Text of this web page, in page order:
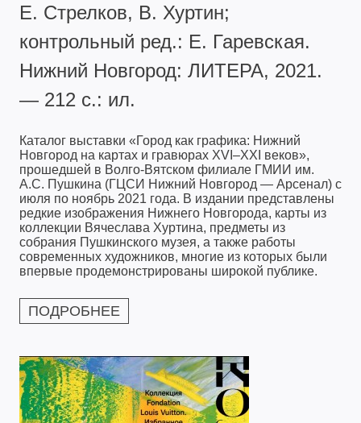
Е. Стрелков, В. Хуртин;
контрольный ред.: Е. Гаревская.
Нижний Новгород: ЛИТЕРА, 2021.
— 212 с.: ил.
Каталог выставки «Город как графика: Нижний
Новгород на картах и гравюрах ХVI–ХХI веков»,
прошедшей в Волго-Вятском филиале ГМИИ им.
А.С. Пушкина (ГЦСИ Нижний Новгород — Арсенал) с
июля по ноябрь 2021 года. В издании представлены
редкие изображения Нижнего Новгорода, карты из
коллекции Вячеслава Хуртина, предметы из
собрания Пушкинского музея, а также работы
современных художников, многие из которых были
впервые продемонстрированы широкой публике.
ПОДРОБНЕЕ